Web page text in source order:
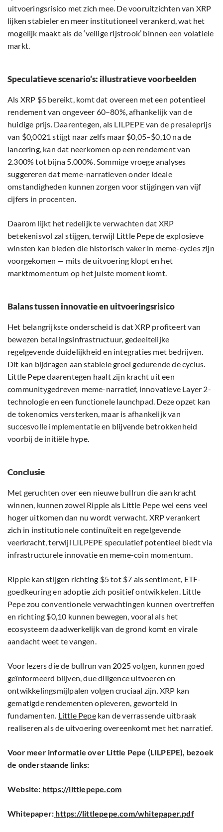
uitvoeringsrisico met zich mee. De vooruitzichten van XRP
lijken stabieler en meer institutioneel verankerd, wat het
mogelijk maakt als de ‘veilige rijstrook’ binnen een volatiele
markt.
Speculatieve scenario’s: illustratieve voorbeelden
Als XRP $5 bereikt, komt dat overeen met een potentieel
rendement van ongeveer 60–80%, afhankelijk van de
huidige prijs. Daarentegen, als LILPEPE van de presaleprijs
van $0,0021 stijgt naar zelfs maar $0,05–$0,10 na de
lancering, kan dat neerkomen op een rendement van
2.300% tot bijna 5.000%. Sommige vroege analyses
suggereren dat meme-narratieven onder ideale
omstandigheden kunnen zorgen voor stijgingen van vijf
cijfers in procenten.
Daarom lijkt het redelijk te verwachten dat XRP
betekenisvol zal stijgen, terwijl Little Pepe de explosieve
winsten kan bieden die historisch vaker in meme-cycles zijn
voorgekomen — mits de uitvoering klopt en het
marktmomentum op het juiste moment komt.
Balans tussen innovatie en uitvoeringsrisico
Het belangrijkste onderscheid is dat XRP profiteert van
bewezen betalingsinfrastructuur, gedeeltelijke
regelgevende duidelijkheid en integraties met bedrijven.
Dit kan bijdragen aan stabiele groei gedurende de cyclus.
Little Pepe daarentegen haalt zijn kracht uit een
communitygedreven meme-narratief, innovatieve Layer 2-
technologie en een functionele launchpad. Deze opzet kan
de tokenomics versterken, maar is afhankelijk van
succesvolle implementatie en blijvende betrokkenheid
voorbij de initiële hype.
Conclusie
Met geruchten over een nieuwe bullrun die aan kracht
winnen, kunnen zowel Ripple als Little Pepe wel eens veel
hoger uitkomen dan nu wordt verwacht. XRP verankert
zich in institutionele continuïteit en regelgevende
veerkracht, terwijl LILPEPE speculatief potentieel biedt via
infrastructurele innovatie en meme-coin momentum.
Ripple kan stijgen richting $5 tot $7 als sentiment, ETF-
goedkeuring en adoptie zich positief ontwikkelen. Little
Pepe zou conventionele verwachtingen kunnen overtreffen
en richting $0,10 kunnen bewegen, vooral als het
ecosysteem daadwerkelijk van de grond komt en virale
aandacht weet te vangen.
Voor lezers die de bullrun van 2025 volgen, kunnen goed
geïnformeerd blijven, due diligence uitvoeren en
ontwikkelingsmijlpalen volgen cruciaal zijn. XRP kan
gematigde rendementen opleveren, geworteld in
fundamenten. Little Pepekan de verrassende uitbraak
realiseren als de uitvoering overeenkomt met het narratief.
Voor meer informatie over Little Pepe (LILPEPE), bezoek
de onderstaande links:
Website: https://littlepepe.com
Whitepaper: https://littlepepe.com/whitepaper.pdf